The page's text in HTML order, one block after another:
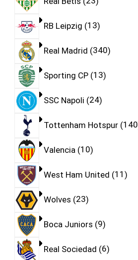
RB Leipzig 13
Real Madrid 340
Sporting CP 13
SSC Napoli 24
Tottenham Hotspur 140
Valencia 10
West Ham United 11
Wolves 23
Boca Juniors 9
Real Sociedad 6